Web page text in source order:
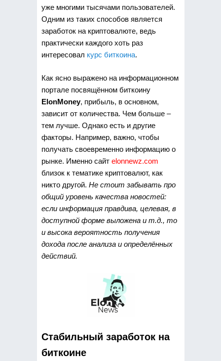
уже многими тысячами пользователей.
Одним из таких способов является
заработок на криптовалюте, ведь
практически каждого хоть раз
интересовал курс биткоина.
Как ясно выражено на информационном
портале посвящённом биткоину
ElonMoney, прибыль, в основном,
зависит от количества. Чем больше –
тем лучше. Однако есть и другие
факторы. Например, важно, чтобы
получать своевременно информацию о
рынке. Именно сайт elonnewz.com
близок к тематике криптовалют, как
никто другой. Не стоит забывать про
общий уровень качества новостей:
если информация правдива, целевая, в
доступной форме выложена и т.д., то
и высока вероятность получения
дохода после анализа и определённых
действий.
Стабильный заработок на
биткоине